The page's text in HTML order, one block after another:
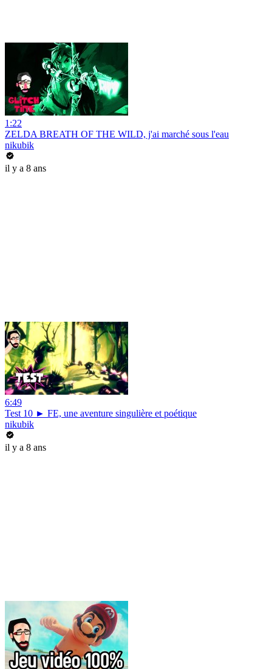
1:22
ZELDA BREATH OF THE WILD, j'ai marché sous l'eau
nikubik
il y a 8 ans
6:49
Test 10 ► FE, une aventure singulière et poétique
nikubik
il y a 8 ans